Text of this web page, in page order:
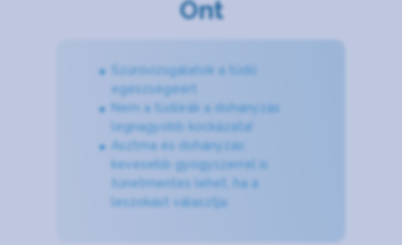
Önt
Szűrővizsgálatok a tüdő
egészségéért
Nem a tüdőrák a dohányzás
legnagyobb kockázata!
Asztma és dohányzás:
kevesebb gyógyszerrel is
tünetmentes lehet, ha a
leszokást választja